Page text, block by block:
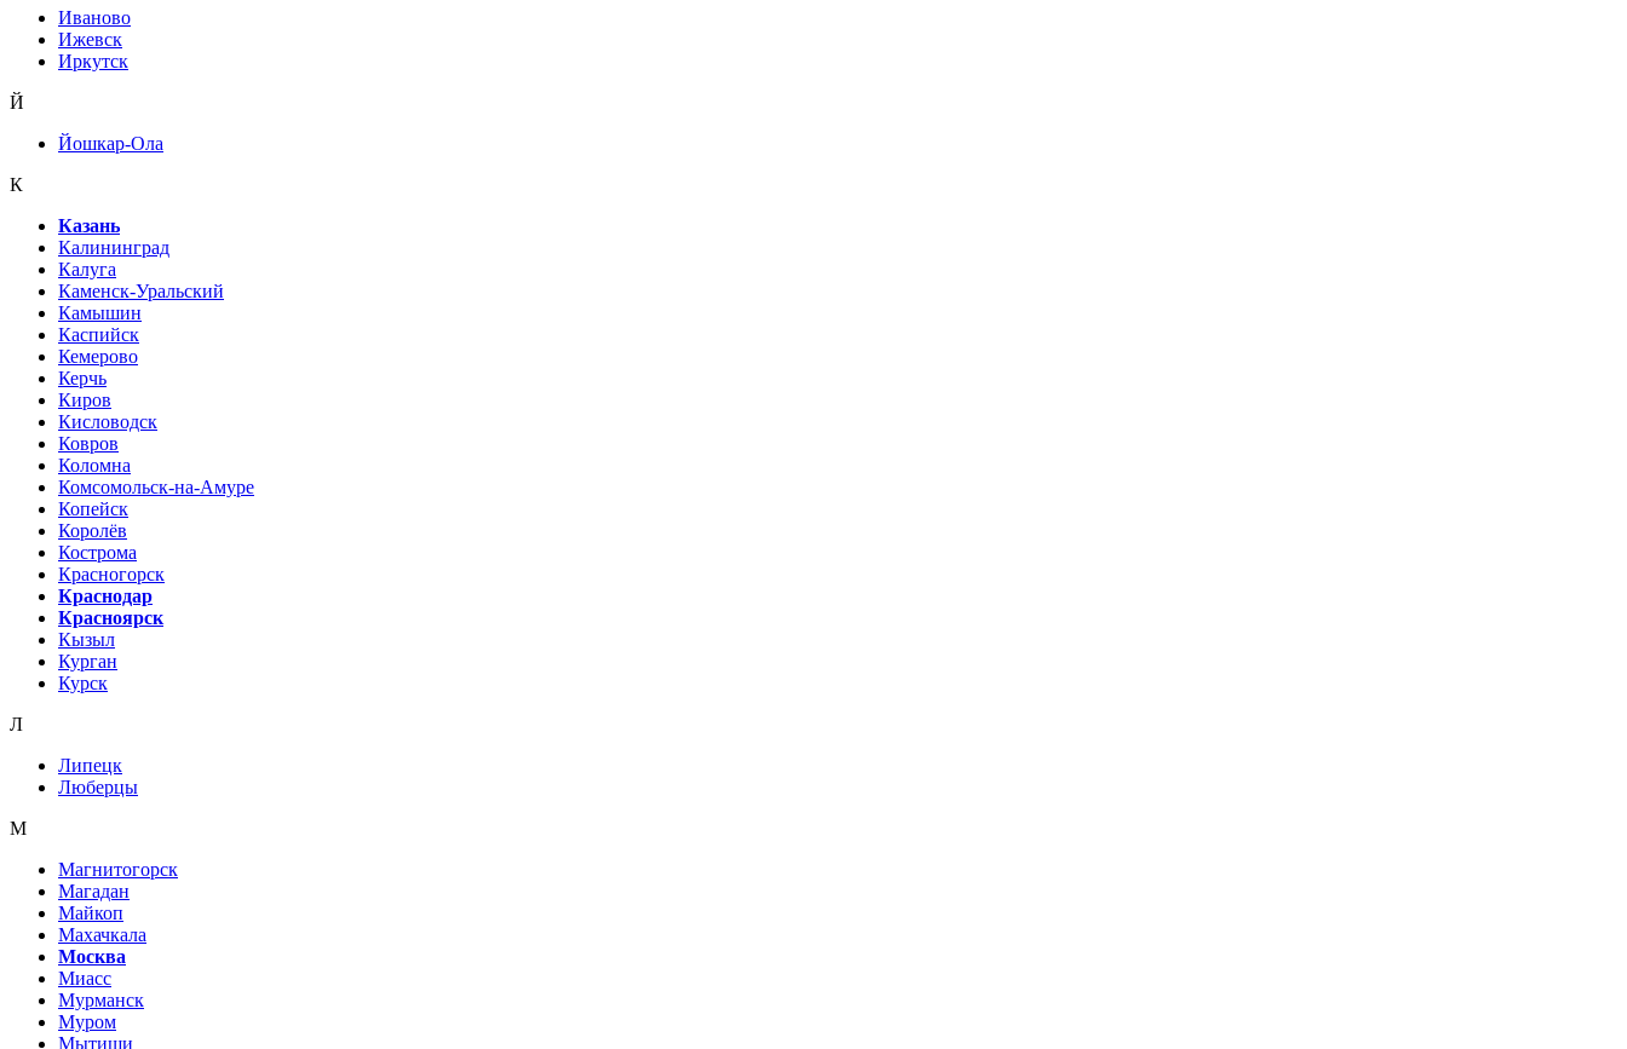
Иваново
Ижевск
Иркутск
Й
Йошкар-Ола
К
Казань
Калининград
Калуга
Каменск-Уральский
Камышин
Каспийск
Кемерово
Керчь
Киров
Кисловодск
Ковров
Коломна
Комсомольск-на-Амуре
Копейск
Королёв
Кострома
Красногорск
Краснодар
Красноярск
Кызыл
Курган
Курск
Л
Липецк
Люберцы
М
Магнитогорск
Магадан
Майкоп
Махачкала
Москва
Миасс
Мурманск
Муром
Мытищи